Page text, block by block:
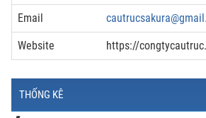
Email
Website https://
THỐNG KÊ